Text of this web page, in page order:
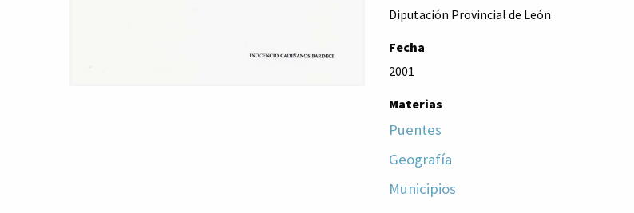
Diputación Provincial de León
Fecha
2001
Materias
Puentes
Geografía
Municipios